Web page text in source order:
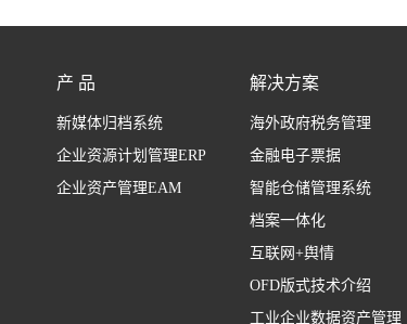
产 品
新媒体归档系统
企业资源计划管理ERP
企业资产管理EAM
解决方案
海外政府税务管理
金融电子票据
智能仓储管理系统
档案一体化
互联网+舆情
OFD版式技术介绍
工业企业数据资产管理